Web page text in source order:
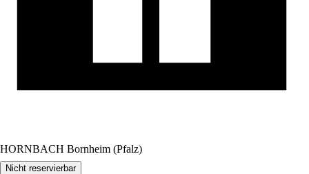
HORNBACH Bornheim (Pfalz)
Nicht reservierbar